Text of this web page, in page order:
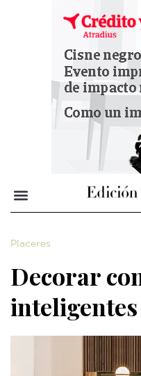
Placeres
Decorar
inteligentes